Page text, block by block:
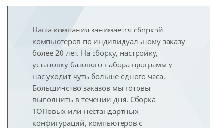
Наша компания занимается сборкой
компьютеров по индивидуальному заказу
более 20 лет. На сборку, настройку,
установку базового набора программ у
нас уходит чуть больше одного часа.
Большинство заказов мы готовы
выполнить в течении дня. Сборка
ТОПовых или нестандартных
конфигураций, компьютеров с